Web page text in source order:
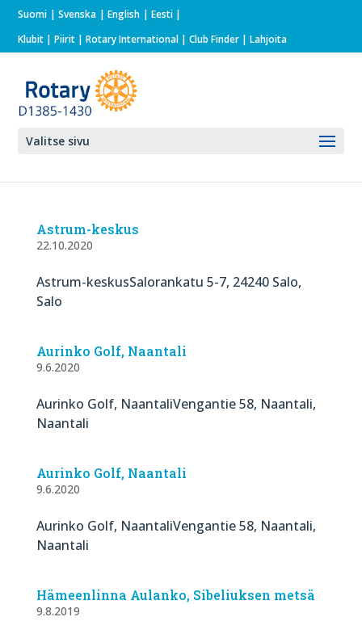
Suomi Svenska English
Eesti
Klubit |Piirit |Rotary International | Club Finder | Lahjoita
Valitse sivu
Astrum-keskus
22.10.2020
Astrum-keskusSalorankatu 5-7, 24240 Salo,
Salo
Aurinko Golf, Naantali
9.6.2020
Aurinko Golf, NaantaliVengantie 58, Naantali,
Naantali
Aurinko Golf, Naantali
9.6.2020
Aurinko Golf, NaantaliVengantie 58, Naantali,
Naantali
Hämeenlinna Aulanko, Sibeliuksen metsä
9.8.2019